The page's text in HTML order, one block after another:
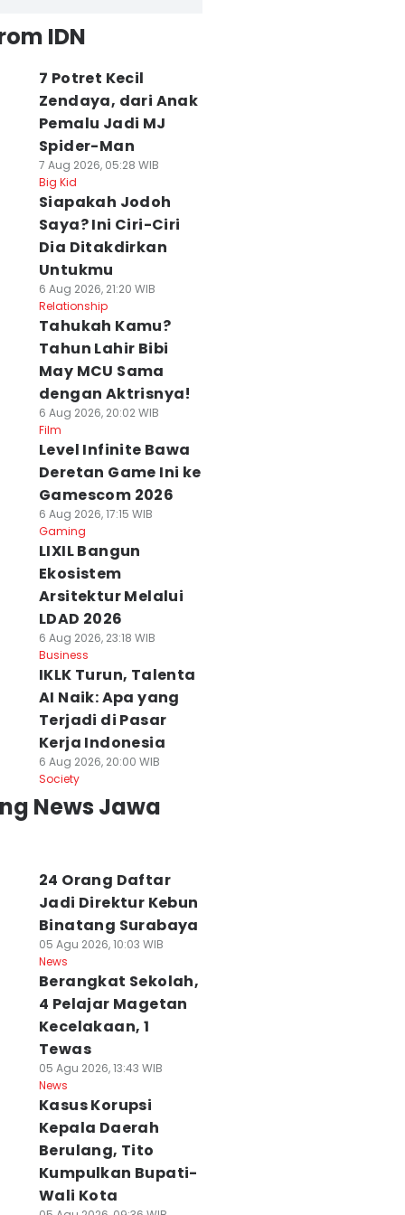
Ibu di
Tewas
Dibunuh
Kandungnya
Agu 2026, 15:34 WIB
Kecelakaan di
Jatim, Jasa
Raharja Bilang
Naik, Polda
IDN
7 Potret Kecil
Zendaya, dari Anak
Pemalu Jadi MJ
Spider-Man
7 Aug 2026, 05:28 WIB
Big Kid
Siapakah Jodoh
Saya? Ini Ciri-Ciri
Dia Ditakdirkan
Untukmu
6 Aug 2026, 21:20 WIB
Relationship
Tahukah Kamu?
Tahun Lahir Bibi
May MCU Sama
dengan Aktrisnya!
6 Aug 2026, 20:02 WIB
Film
Level Infinite Bawa
Deretan Game Ini ke
Gamescom 2026
6 Aug 2026, 17:15 WIB
Gaming
LIXIL Bangun
Ekosistem
Arsitektur Melalui
LDAD 2026
6 Aug 2026, 23:18 WIB
Business
IKLK Turun, Talenta
AI Naik: Apa yang
Terjadi di Pasar
Kerja Indonesia
6 Aug 2026, 20:00 WIB
Society
News Jawa
24 Orang Daftar
Jadi Direktur Kebun
Binatang Surabaya
05 Agu 2026, 10:03 WIB
News
Berangkat Sekolah,
4 Pelajar Magetan
Kecelakaan, 1
Tewas
05 Agu 2026, 13:43 WIB
News
Kasus Korupsi
Kepala Daerah
Berulang, Tito
Kumpulkan Bupati-
Wali Kota